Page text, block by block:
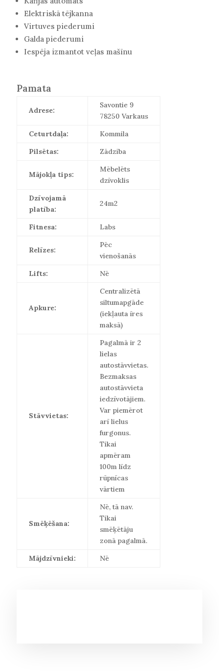
Elektriskā tējkanna
Virtuves piederumi
Galda piederumi
Iespēja izmantot veļas mašīnu
Pamata
Adrese:
Savontie 9
78250 Varkaus
Ceturtdaļa:
Kommila
Pilsētas:
Zādzība
Mājokļa tips:
Mēbelēts
dzīvoklis
Dzīvojamā
platība:
24m2
Fitnesa: Labs
Relīzes:
Pēc
vienošanās
Lifts:
Nē
Apkure:
Centralizētā
siltumapgāde
(iekļauta īres
maksā)
Stāvvietas:
Pagalmā ir 2
lielas
autostāvvietas.
Bezmaksas
autostāvvieta
iedzīvotājiem.
Var piemērot
arī lielus
furgonus.
Tikai
apmēram
100m līdz
rūpnīcas
vārtiem
Smēķēšana:
Nē, tā nav.
Tikai
smēķētāju
zonā pagalmā.
Mājdzīvnieki:
Nē